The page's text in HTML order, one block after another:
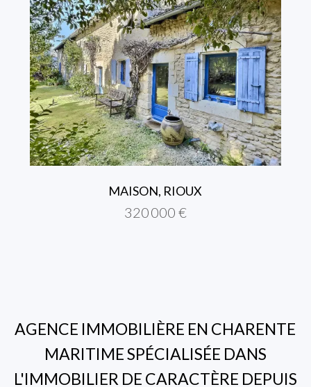
MAISON, RIOUX
320 000 €
AGENCE IMMOBILIÈRE EN CHARENTE
MARITIME SPÉCIALISÉE DANS
L'IMMOBILIER DE CARACTÈRE DEPUIS